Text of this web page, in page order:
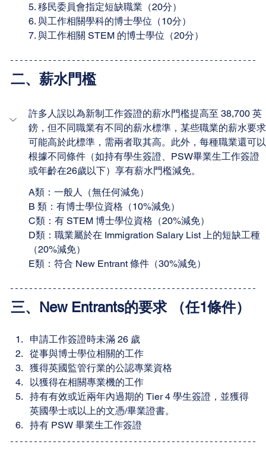
5. 移民委員會指定短缺職業（20分）
6. 與工作相關學科的博士學位（10分）
7. 與工作相關 STEM 的博士學位（20分）
二、薪水門檻
許多人誤以為新制工作簽證的薪水門檻提高至 38,700 英
鎊，但不同職業有不同的薪水標準，某些職業的薪水要求
可能高於此標準，需兩者取其高。此外，每種職業還可以
根據不同條件（如持有學生簽證、PSW畢業生工作簽證
或年齡在26歲以下）享有薪水門檻減免。
A類：一般人（無任何減免）
B 類：有博士學位資格（10%減免）
C類：有 STEM 博士學位資格（20%減免）
D類：職業屬於在 Immigration Salary List 上的短缺工種
（20%減免）
E類：符合 New Entrant 條件（30%減免）
三、New Entrants的要求 （任1條件）
申請工作簽證時未滿 26 歲
從事與博士學位相關的工作
獲得英國監管行業的公認專業資格
以獲得在相關專業機的工作
持有有效或近兩年內過期的 Tier 4 學生簽證，並獲得
英國學士或以上的文憑/畢業證書。
持有 PSW 畢業生工作簽證